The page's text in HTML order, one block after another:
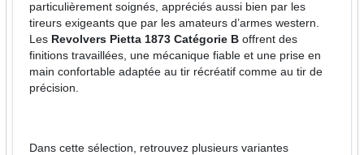
particulièrement soignés, appréciés aussi bien par les
tireurs exigeants que par les amateurs d’armes western.
Les Revolvers Pietta 1873 Catégorie B offrent des
finitions travaillées, une mécanique fiable et une prise en
main confortable adaptée au tir récréatif comme au tir de
précision.
Dans cette sélection, retrouvez plusieurs variantes